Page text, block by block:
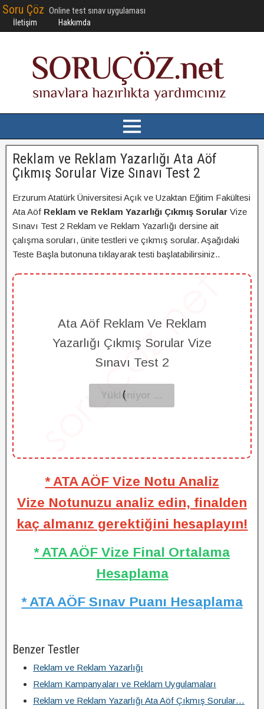
Soru Çöz Online test sınav uygulaması
İletişim Hakkımda
Reklam ve Reklam Yazarlığı Ata Aöf
Çıkmış Sorular Vize Sınavı Test 2
Erzurum Atatürk Üniversitesi Açık ve Uzaktan Eğitim Fakültesi
Ata Aöf Reklam ve Reklam Yazarlığı Çıkmış Sorular Vize
Sınavı Test 2 Reklam ve Reklam Yazarlığı dersine ait
çalışma soruları, ünite testleri ve çıkmış sorular. Aşağıdaki
Teste Başla butonuna tıklayarak testi başlatabilirsiniz..
Ata Aöf Reklam Ve Reklam
Yazarlığı Çıkmış Sorular Vize
Sınavı Test 2
* ATA AÖF Vize Notu Analiz
Vize Notunuzu analiz edin, finalden
kaç almanız gerektiğini hesaplayın!
* ATA AÖF Vize Final Ortalama
Hesaplama
* ATA AÖF Sınav Puanı Hesaplama
Benzer Testler
Reklam ve Reklam Yazarlığı
Reklam Kampanyaları ve Reklam Uygulamaları
Reklam ve Reklam Yazarlığı Ata Aöf Çıkmış Sorular…